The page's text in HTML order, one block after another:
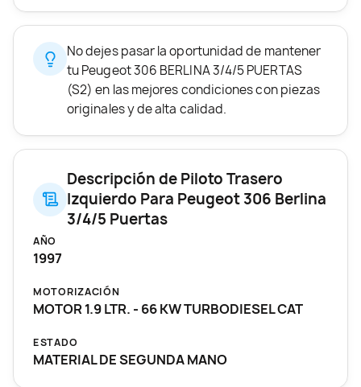
No dejes pasar la oportunidad de mantener
tu Peugeot 306 BERLINA 3/4/5 PUERTAS
(S2) en las mejores condiciones con piezas
originales y de alta calidad.
Descripción de Piloto Trasero
Izquierdo Para Peugeot 306 Berlina
3/4/5 Puertas
AÑO
1997
MOTORIZACIÓN
MOTOR 1.9 LTR. - 66 KW TURBODIESEL CAT
ESTADO
MATERIAL DE SEGUNDA MANO